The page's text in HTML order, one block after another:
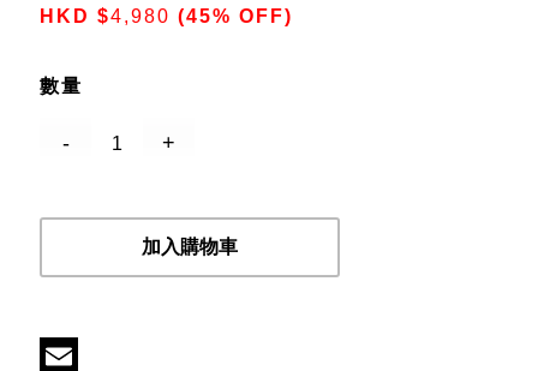
HKD$4,980 (45% OFF)
數量
加入購物車